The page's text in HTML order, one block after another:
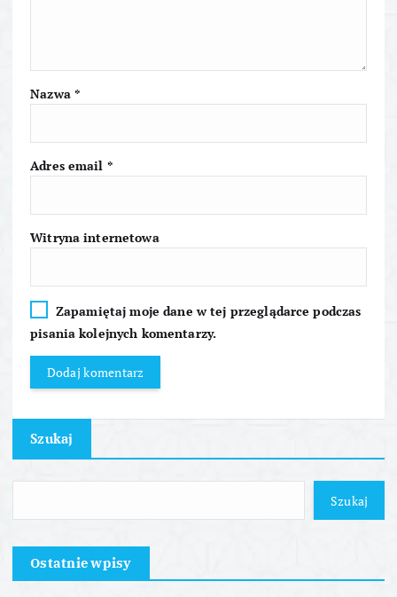
p
i
s
Nazwa *
Adres email *
Witryna internetowa
Zapamiętaj moje dane w tej przeglądarce podczas
pisania kolejnych komentarzy.
Szukaj
Szukaj
Ostatnie wpisy